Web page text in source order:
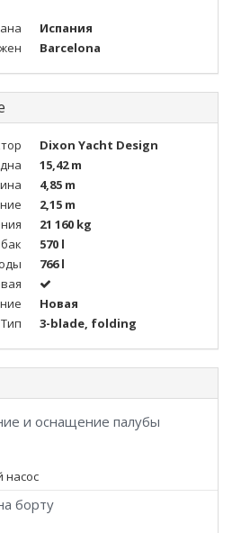
Испания
Barcelona
Dixon Yacht Design
15,42 m
4,85 m
2,15 m
21 160 kg
570 l
766 l
Новая
3-blade, folding
и оснащение палубы
насос
борту